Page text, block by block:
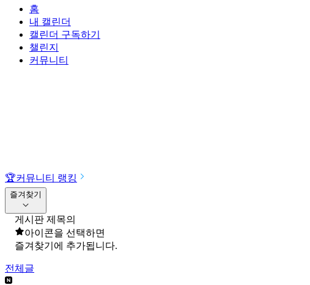
홈
내 캘린더
캘린더 구독하기
챌린지
커뮤니티
🏆커뮤니티 랭킹
즐겨찾기
게시판 제목의
아이콘을 선택하면
즐겨찾기에 추가됩니다.
전체글